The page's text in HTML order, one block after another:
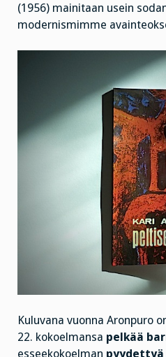
(1956) mainitaan usein
modernismimme
Kuluvana vuonna Aronpuro
22. kokoelmansa pelkää
esseekokoelman pyydettyä